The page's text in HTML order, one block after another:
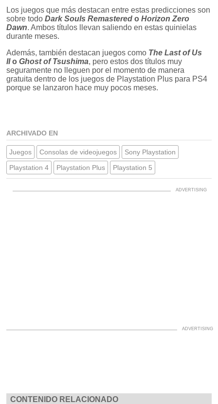
Los juegos que más destacan entre estas predicciones son
sobre todoDark Souls Remastered oHorizon Zero
Dawn. Ambos títulos llevan saliendo en estas quinielas
durante meses.
Además, también destacan juegos como The Last of Us
IIoGhost of Tsushima, pero estos dos títulos muy
seguramente no lleguen por el momento de manera
gratuita dentro de los juegos de Playstation Plus para PS4
porque se lanzaron hace muy pocos meses.
ARCHIVADO EN
Juegos Consolas de videojuegos
Sony Playstation
Playstation 4
Playstation Plus Playstation 5
CONTENIDO RELACIONADO